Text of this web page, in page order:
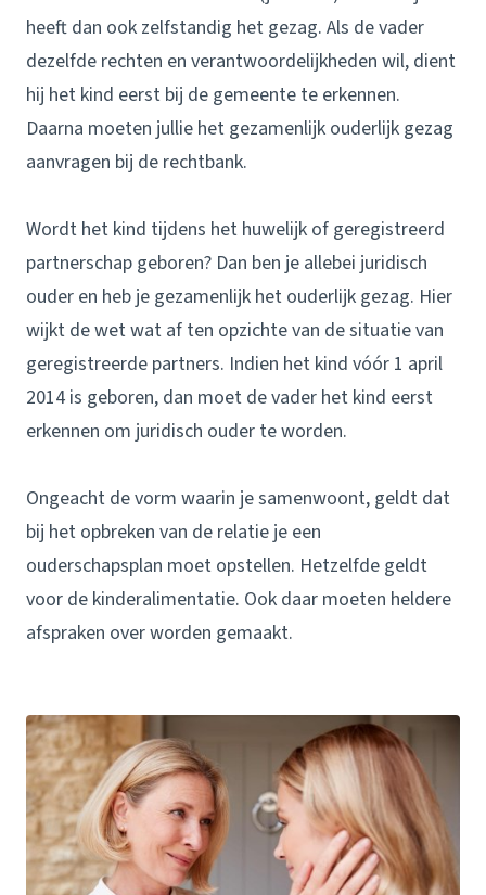
heeft dan ook zelfstandig het gezag. Als de vader
dezelfde rechten en verantwoordelijkheden wil, dient
hij het kind eerst bij de gemeente te erkennen.
Daarna moeten jullie het gezamenlijk ouderlijk gezag
aanvragen bij de rechtbank.
Wordt het kind tijdens het huwelijk of geregistreerd
partnerschap geboren? Dan ben je allebei juridisch
ouder en heb je gezamenlijk het ouderlijk gezag. Hier
wijkt de wet wat af ten opzichte van de situatie van
geregistreerde partners. Indien het kind vóór 1 april
2014 is geboren, dan moet de vader het kind eerst
erkennen om juridisch ouder te worden.
Ongeacht de vorm waarin je samenwoont, geldt dat
bij het opbreken van de relatie je een
ouderschapsplan moet opstellen. Hetzelfde geldt
voor de kinderalimentatie. Ook daar moeten heldere
afspraken over worden gemaakt.